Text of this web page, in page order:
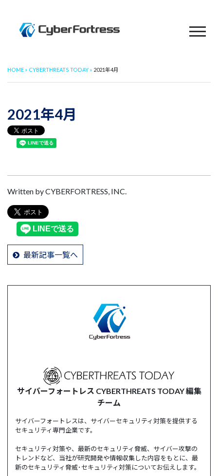
HOME CYBERTHREATS TODAY 2021年4月
2021年4月
Written by CYBERFORTRESS, INC.
最新記事一覧へ
サイバーフォートレス CYBERTHREATS TODAY 編集
チーム
サイバーフォートレスは、サイバーセキュリティ対策を提供する
セキュリティ専門企業です。
セキュリティ対策や、最新のセキュリティ脅威、サイバー攻撃の
トレンドなど、当社が研究開発や情報収集した内容をもとに、最
新のセキュリティ脅威･セキュリティ対策についてお伝えします。